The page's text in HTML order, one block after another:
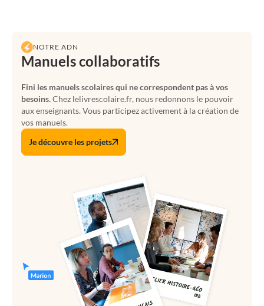
NOTRE ADN
Manuels collaboratifs
Fini les manuels scolaires qui ne correspondent pas à vos
besoins.Chez lelivrescolaire.fr, nous redonnons le pouvoir
aux enseignants. Vous participez activement à la création de
vos manuels.
Je découvre les projets